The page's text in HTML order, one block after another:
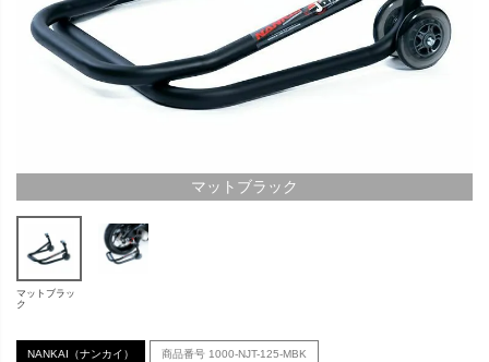
マットブラック
マットブラッ
ク
NANKAI（ナンカイ） 商品番号 1000-NJT-125-MBK